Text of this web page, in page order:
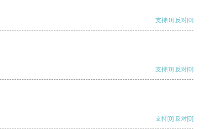
支持[0] 反对[0]
支持[0] 反对[0]
支持[0] 反对[0]